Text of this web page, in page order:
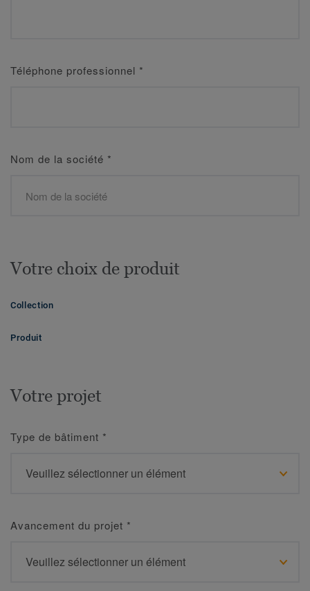
Téléphone professionnel *
Nom de la société *
Votre choix de produit
Collection
Produit
Votre projet
Type de bâtiment *
Avancement du projet *